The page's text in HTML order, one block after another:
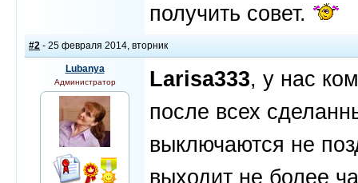
получить совет.
#2 - 25 февраля 2014, вторник
Lubanya
Администратор Larisa333, у нас
после всех
выключаются не
выходит не более